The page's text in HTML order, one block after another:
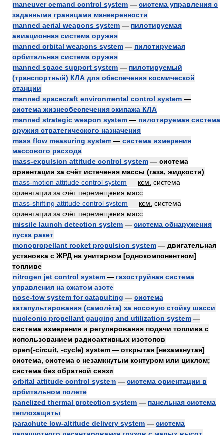
maneuver cemand control system — система управления с
заданными границами маневренности
manned aerial weapons system — пилотируемая
авиационная система оружия
manned orbital weapons system — пилотируемая
орбитальная система оружия
manned space support system — пилотируемый
(транспортный) КЛА для обеспечения космической
станции
manned spacecraft environmental control system —
система жизнеобеспечения экипажа КЛА
manned strategic weapon system — пилотируемая система
оружия стратегического назначения
mass flow measuring system — система измерения
массового расхода
mass-expulsion attitude control system — система
ориентации за счёт истечения массы (газа, жидкости)
mass-motion attitude control system — ксм. система
ориентации за счёт перемещения масс
mass-shifting attitude control system — ксм. система
ориентации за счёт перемещения масс
missile launch detection system — система обнаружения
пуска ракет
monopropellant rocket propulsion system — двигательная
установка с ЖРД на унитарном [однокомпонентном]
топливе
nitrogen jet control system — газоструйная система
управления на сжатом азоте
nose-tow system for catapulting — система
катапультирования (самолёта) за носовую стойку шасси
nucleonic propellant gauging and utilization system —
система измерения и регулирования подачи топлива с
использованием радиоактивных изотопов
open(-circuit, -cycle) system — открытая [незамкнутая]
система, система с незамкнутым контуром или циклом;
система без обратной связи
orbital attitude control system — система ориентации в
орбитальном полете
panelized thermal protection system — панельная система
теплозащиты
parachute low-altitude delivery system — система